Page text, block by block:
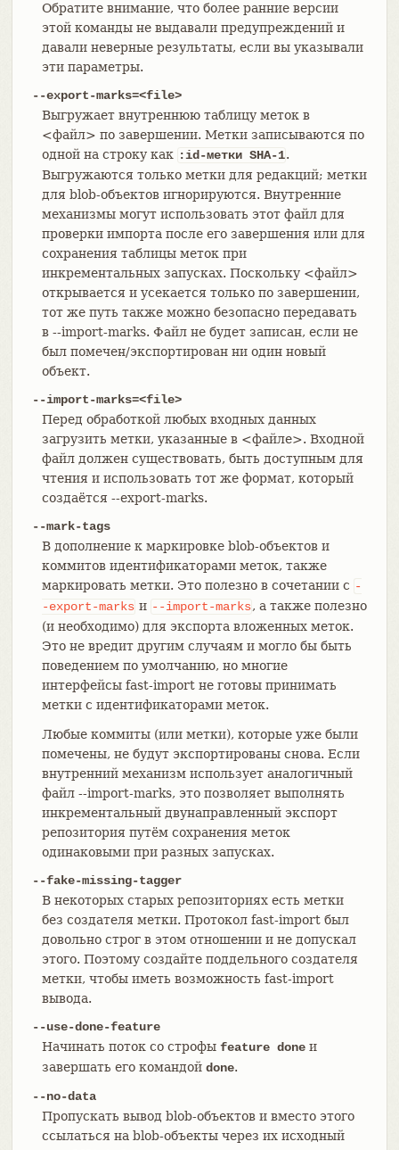
Обратите внимание, что более ранние версии
этой команды не выдавали предупреждений и
давали неверные результаты, если вы указывали
эти параметры.
--export-marks=<file>
Выгружает внутреннюю таблицу меток в
<файл> по завершении. Метки записываются по
одной на строку как :id-метки SHA-1.
Выгружаются только метки для редакций; метки
для blob-объектов игнорируются. Внутренние
механизмы могут использовать этот файл для
проверки импорта после его завершения или для
сохранения таблицы меток при
инкрементальных запусках. Поскольку <файл>
открывается и усекается только по завершении,
тот же путь также можно безопасно передавать
в --import-marks. Файл не будет записан, если не
был помечен/экспортирован ни один новый
объект.
--import-marks=<file>
Перед обработкой любых входных данных
загрузить метки, указанные в <файле>. Входной
файл должен существовать, быть доступным для
чтения и использовать тот же формат, который
создаётся --export-marks.
--mark-tags
В дополнение к маркировке blob-объектов и
коммитов идентификаторами меток, также
маркировать метки. Это полезно в сочетании с -
-export-marks и --import-marks, а также полезно
(и необходимо) для экспорта вложенных меток.
Это не вредит другим случаям и могло бы быть
поведением по умолчанию, но многие
интерфейсы fast-import не готовы принимать
метки с идентификаторами меток.
Любые коммиты (или метки), которые уже были
помечены, не будут экспортированы снова. Если
внутренний механизм использует аналогичный
файл --import-marks, это позволяет выполнять
инкрементальный двунаправленный экспорт
репозитория путём сохранения меток
одинаковыми при разных запусках.
--fake-missing-tagger
В некоторых старых репозиториях есть метки
без создателя метки. Протокол fast-import был
довольно строг в этом отношении и не допускал
этого. Поэтому создайте поддельного создателя
метки, чтобы иметь возможность fast-import
вывода.
--use-done-feature
Начинать поток со строфы feature doneи
завершать его командой done.
--no-data
Пропускать вывод blob-объектов и вместо этого
ссылаться на blob-объекты через их исходный